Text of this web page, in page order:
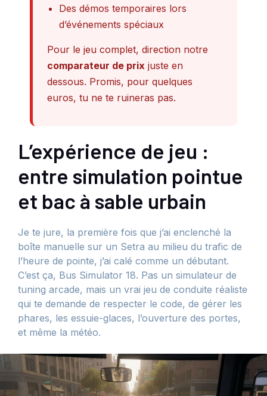
Des démos temporaires lors
d’événements spéciaux
Pour le jeu complet, direction notre
comparateur de prix juste en
dessous. Promis, pour quelques
euros, tu ne te ruineras pas.
L’expérience de jeu :
entre simulation pointue
et bac à sable urbain
Je te jure, la première fois que j’ai enclenché la
boîte manuelle sur un Setra au milieu du trafic de
l’heure de pointe, j’ai calé comme un débutant.
C’est ça, Bus Simulator 18. Pas un simulateur de
tuning arcade, mais un vrai jeu de conduite réaliste
qui te demande de respecter le code, de gérer les
phares, les essuie-glaces, l’ouverture des portes,
et même la météo.